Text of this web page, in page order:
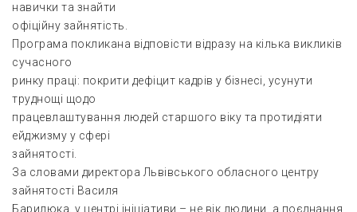
навички та знайти
офіційну зайнятість.
Програма покликана відповісти відразу на кілька викликів
сучасного
ринку праці: покрити дефіцит кадрів у бізнесі, усунути
труднощі щодо
працевлаштування людей старшого віку та протидіяти
ейджизму у сфері
зайнятості.
За словами директора Львівського обласного центру
зайнятості Василя
Барилюка, у центрі ініціативи – не вік людини, а поєднання